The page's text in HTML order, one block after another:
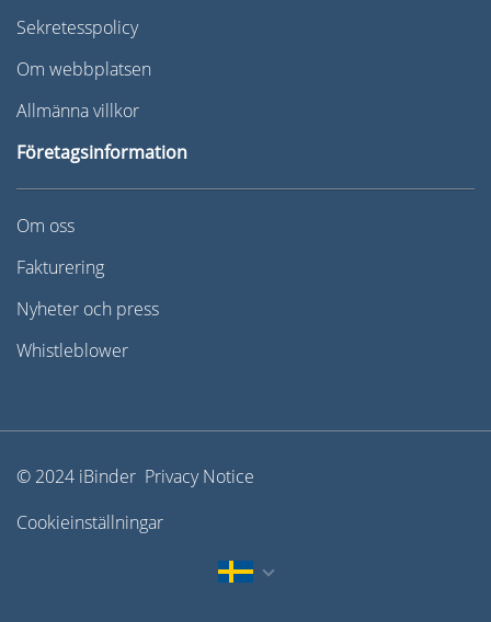
Sekretesspolicy
Om webbplatsen
Allmänna villkor
Företagsinformation
Om oss
Fakturering
Nyheter och press
Whistleblower
© 2024 iBinder Privacy Notice
Cookieinställningar